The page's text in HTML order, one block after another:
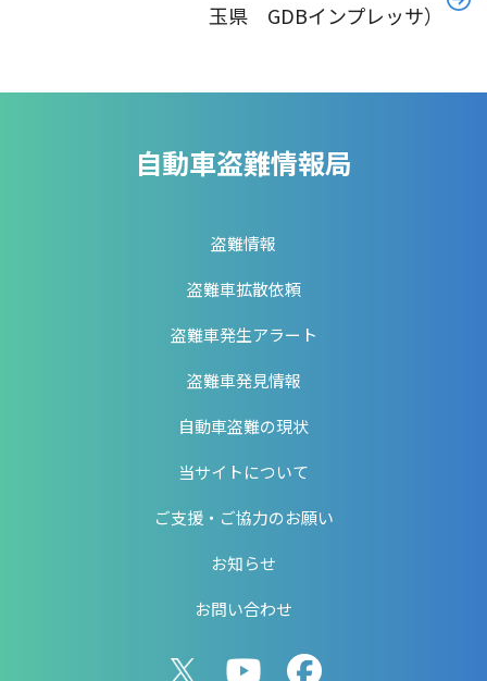
玉県 GDBインプレッサ）
自動車盗難情報局
盗難情報
盗難車拡散依頼
盗難車発生アラート
盗難車発見情報
自動車盗難の現状
当サイトについて
ご支援・ご協力のお願い
お知らせ
お問い合わせ